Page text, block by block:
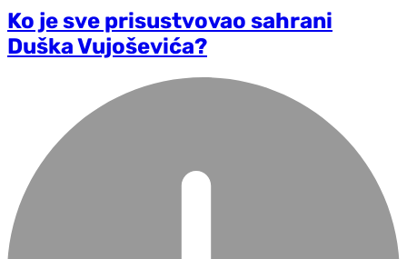
Ko je sve prisustvovao sahrani
Duška Vujoševića?